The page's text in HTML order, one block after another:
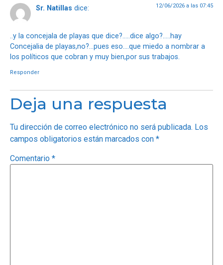
Sr. Natillas dice: 12/06/2026 a las 07:45
..y la concejala de playas que dice?…..dice algo?…..hay
Concejalia de playas,no?…pues eso….que miedo a nombrar a
los políticos que cobran y muy bien,por sus trabajos.
Responder
Deja una respuesta
Tu dirección de correo electrónico no será publicada. Los
campos obligatorios están marcados con *
Comentario *